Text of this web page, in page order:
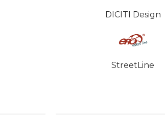
DICITI Design
StreetLine